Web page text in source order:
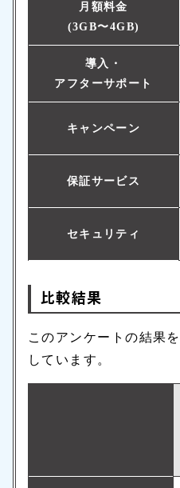
月額料金
(3GB〜4GB)
導入・
アフターサポート
キャンペーン
保証サービス
セキュリティ
比較結果
このアンケートの結果
しています。